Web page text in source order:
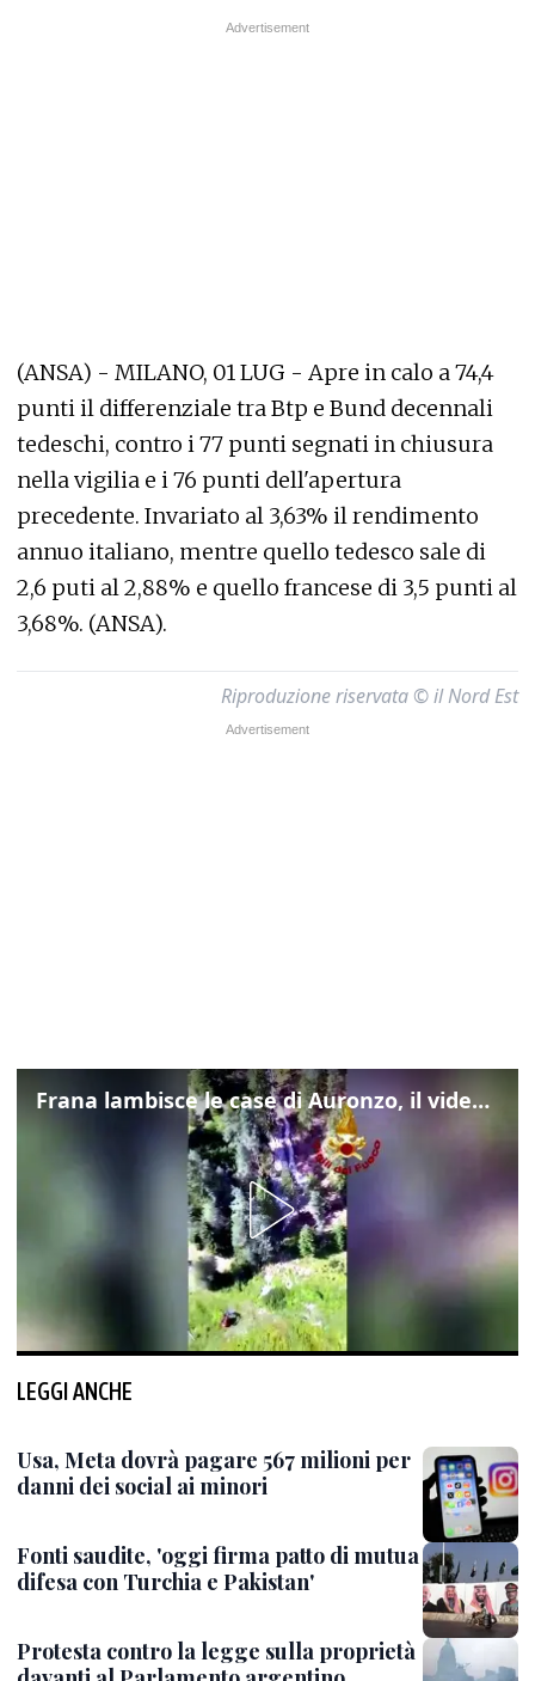
(ANSA) - MILANO, 01 LUG - Apre in calo a 74,4
punti il differenziale tra Btp e Bund decennali
tedeschi, contro i 77 punti segnati in chiusura
nella vigilia e i 76 punti dell'apertura
precedente. Invariato al 3,63% il rendimento
annuo italiano, mentre quello tedesco sale di
2,6 puti al 2,88% e quello francese di 3,5 punti al
3,68%. (ANSA).
Riproduzione riservata © il Nord Est
Frana lambisce le case di Auronzo, il video dall'elicottero dei vigili del fuoco
LEGGI ANCHE
Usa, Meta dovrà pagare 567 milioni per
danni dei social ai minori
Fonti saudite, 'oggi firma patto di mutua
difesa con Turchia e Pakistan'
Protesta contro la legge sulla proprietà